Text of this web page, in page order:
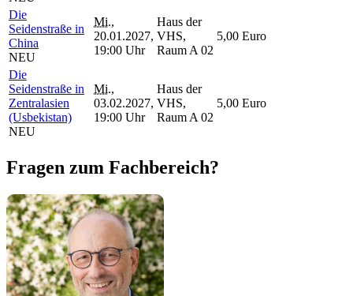
Die
Seidenstraße in
China
NEU
Mi.,
20.01.2027,
19:00 Uhr
Haus der
VHS,
Raum A 02
5,00 Euro
Die
Seidenstraße in
Zentralasien
(Usbekistan)
NEU
Mi.,
03.02.2027,
19:00 Uhr
Haus der
VHS,
Raum A 02
5,00 Euro
Fragen zum Fachbereich?